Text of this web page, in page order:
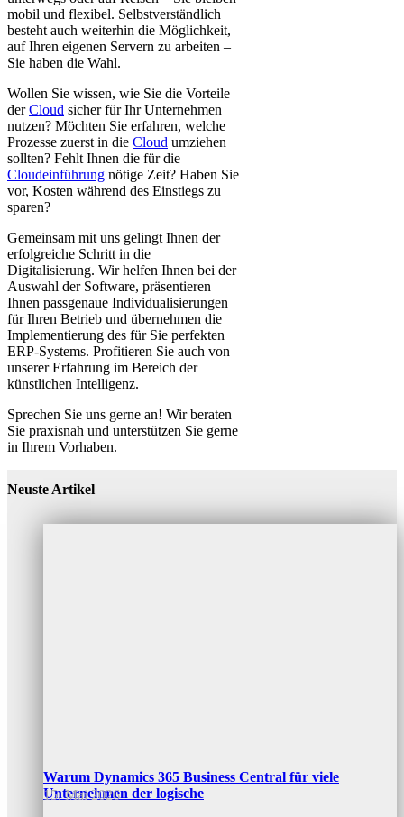
mobil und flexibel. Selbstverständlich
besteht auch weiterhin die Möglichkeit,
auf Ihren eigenen Servern zu arbeiten –
Sie haben die Wahl.
Wollen Sie wissen, wie Sie die Vorteile
derCloud sicher für Ihr Unternehmen
nutzen? Möchten Sie erfahren, welche
Prozesse zuerst in die Cloud umziehen
sollten? Fehlt Ihnen die für die
Cloudeinführung nötige Zeit? Haben Sie
vor, Kosten während des Einstiegs zu
sparen?
Gemeinsam mit uns gelingt Ihnen der
erfolgreiche Schritt in die
Digitalisierung. Wir helfen Ihnen bei der
Auswahl der Software, präsentieren
Ihnen passgenaue Individualisierungen
für Ihren Betrieb und übernehmen die
Implementierung des für Sie perfekten
ERP-Systems. Profitieren Sie auch von
unserer Erfahrung im Bereich der
künstlichen Intelligenz.
Sprechen Sie uns gerne an! Wir beraten
Sie praxisnah und unterstützen Sie gerne
in Ihrem Vorhaben.
Neuste Artikel
Warum Dynamics 365 Business Central für viele
Unternehmen der logische
15. Mai 2026